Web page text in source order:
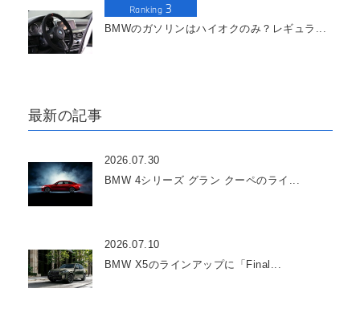
Ranking 3
BMWのガソリンはハイオクのみ？レギュラ...
最新の記事
2026.07.30
BMW 4シリーズ グラン クーペのライ...
2026.07.10
BMW X5のラインアップに「Final...